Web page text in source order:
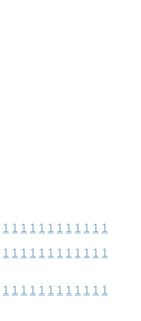
1 1 1 1 1 1 1 1 1 1 1 1
1 1 1 1 1 1 1 1 1 1 1 1
1 1 1 1 1 1 1 1 1 1 1 1